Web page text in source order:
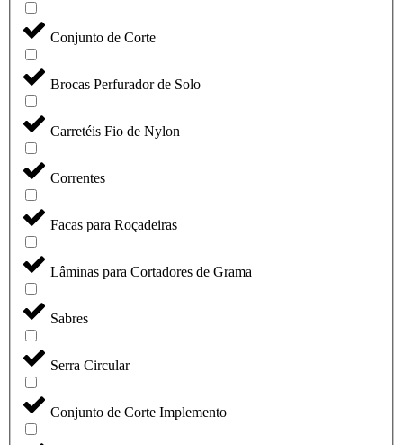
Conjunto de Corte
Brocas Perfurador de Solo
Carretéis Fio de Nylon
Correntes
Facas para Roçadeiras
Lâminas para Cortadores de Grama
Sabres
Serra Circular
Conjunto de Corte Implemento